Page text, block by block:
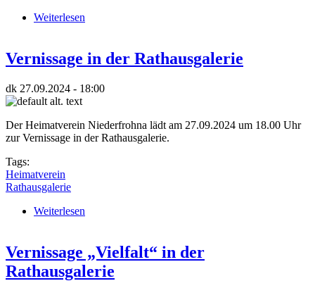
Weiterlesen
Vernissage in der Rathausgalerie
dk 27.09.2024 - 18:00
Der Heimatverein Niederfrohna lädt am 27.09.2024 um 18.00 Uhr
zur Vernissage in der Rathausgalerie.
Tags:
Heimatverein
Rathausgalerie
Weiterlesen
Vernissage „Vielfalt“ in der
Rathausgalerie